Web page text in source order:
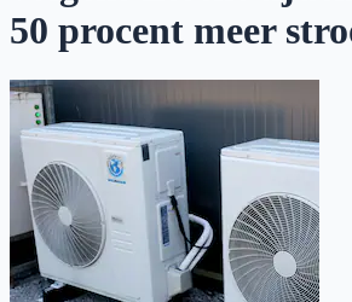
50 procent meer